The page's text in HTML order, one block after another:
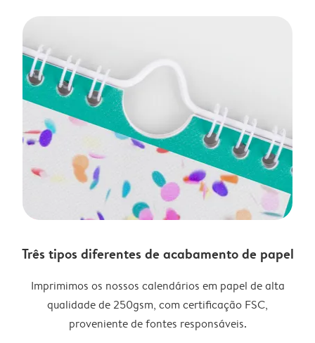
Três tipos diferentes de acabamento de papel
Imprimimos os nossos calendários em papel de alta
qualidade de 250gsm, com certificação FSC,
proveniente de fontes responsáveis.